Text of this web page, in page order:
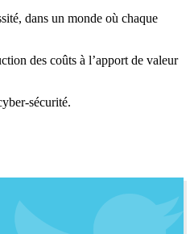
dans un monde où chaque
des coûts à l’apport de valeur
sécurité.